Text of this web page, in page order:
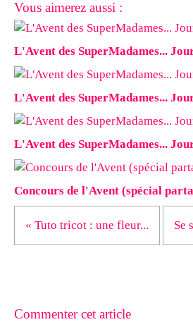
Vous aimerez aussi :
L'Avent des SuperMadames...
L'Avent des SuperMadames...
L'Avent des SuperMadames...
Concours de l'Avent (spécial
« Tuto tricot : une fleur... Se
Commenter cet article